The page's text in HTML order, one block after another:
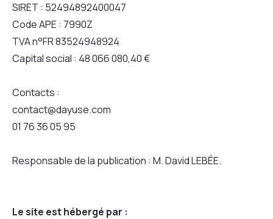
SIRET : 52494892400047
Code APE : 7990Z
TVA n°FR 83524948924
Capital social : 48 066 080,40 €
Contacts :
contact@dayuse.com
01 76 36 05 95
Responsable de la publication : M. David LEBÉE.
Le site est hébergé par :